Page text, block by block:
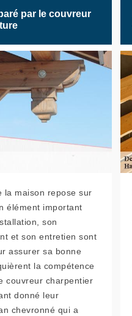
par le couvreur
la maison repose sur
élément important
son
et son entretien sont
assurer sa bonne
la compétence
couvreur charpentier
donné leur
chevronné qui a